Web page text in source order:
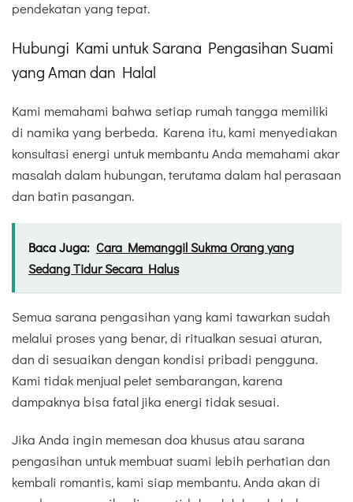
pendekatan yang tepat.
Hubungi Kami untuk Sarana Pengasihan Suami
yang Aman dan Halal
Kami memahami bahwa setiap rumah tangga memiliki
di namika yang berbeda. Karena itu, kami menyediakan
konsultasi energi untuk membantu Anda memahami akar
masalah dalam hubungan, terutama dalam hal perasaan
dan batin pasangan.
Baca Juga: Cara Memanggil Sukma Orang yang
Sedang Tidur Secara Halus
Semua sarana pengasihan yang kami tawarkan sudah
melalui proses yang benar, di ritualkan sesuai aturan,
dan di sesuaikan dengan kondisi pribadi pengguna.
Kami tidak menjual pelet sembarangan, karena
dampaknya bisa fatal jika energi tidak sesuai.
Jika Anda ingin memesan doa khusus atau sarana
pengasihan untuk membuat suami lebih perhatian dan
kembali romantis, kami siap membantu. Anda akan di